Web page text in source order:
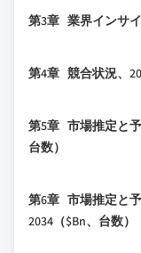
1.2.2 デ
1.3.1 グ
1.4 基本推
1.5 プライ
1.5.1
2.2 主要市場
2.2.2 タ
2.2.4 動
2.2.7
2.3 TAM分析
第3章 業界インサ
3.1.1 サ
3.1.3
3.1.6
3.2 業界への
第4章 競合状況、
4.2 企業の
4.2.3
第5章 市場推定と予
台数）
5.2 リーチ
5.3 タレット
第6章 市場推定と
2034（$Bn、台数）